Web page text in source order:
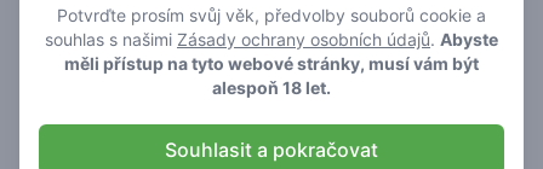
etc 🤞💯🇺🇸
report review +5
powerflowernl
Potvrďte prosím svůj věk, předvolby souborů cookie a
souhlas s našimi Zásady ochrany osobních údajů. Abyste
měli přístup na tyto webové stránky, musí vám být
alespoň 18 let.
Souhlasit a pokračovat